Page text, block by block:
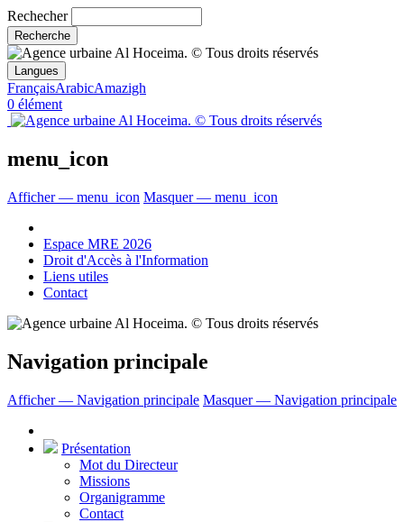
Rechecher
Langues
FrançaisArabicAmazigh
0 élément
menu_icon
Afficher — menu_icon Masquer — menu_icon
Espace MRE 2026
Droit d'Accès à l'Information
Liens utiles
Contact
Navigation principale
Afficher — Navigation principale Masquer — Navigation principale
Présentation
Mot du Directeur
Missions
Organigramme
Contact